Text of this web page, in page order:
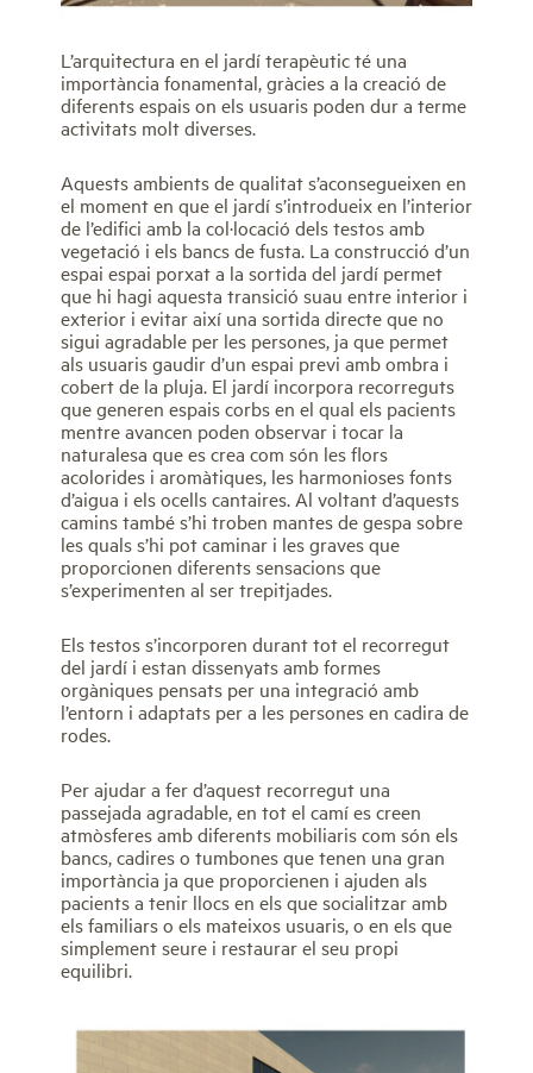
L’arquitectura en el jardí terapèutic té una
importància fonamental, gràcies a la creació de
diferents espais on els usuaris poden dur a terme
activitats molt diverses.
Aquests ambients de qualitat s’aconsegueixen en
el moment en que el jardí s’introdueix en l’interior
de l’edifici amb la col·locació dels testos amb
vegetació i els bancs de fusta. La construcció d’un
espai espai porxat a la sortida del jardí permet
que hi hagi aquesta transició suau entre interior i
exterior i evitar així una sortida directe que no
sigui agradable per les persones, ja que permet
als usuaris gaudir d’un espai previ amb ombra i
cobert de la pluja. El jardí incorpora recorreguts
que generen espais corbs en el qual els pacients
mentre avancen poden observar i tocar la
naturalesa que es crea com són les flors
acolorides i aromàtiques, les harmonioses fonts
d’aigua i els ocells cantaires. Al voltant d’aquests
camins també s’hi troben mantes de gespa sobre
les quals s’hi pot caminar i les graves que
proporcionen diferents sensacions que
s’experimenten al ser trepitjades.
Els testos s’incorporen durant tot el recorregut
del jardí i estan dissenyats amb formes
orgàniques pensats per una integració amb
l’entorn i adaptats per a les persones en cadira de
rodes.
Per ajudar a fer d’aquest recorregut una
passejada agradable, en tot el camí es creen
atmòsferes amb diferents mobiliaris com són els
bancs, cadires o tumbones que tenen una gran
importància ja que proporcienen i ajuden als
pacients a tenir llocs en els que socialitzar amb
els familiars o els mateixos usuaris, o en els que
simplement seure i restaurar el seu propi
equilibri.